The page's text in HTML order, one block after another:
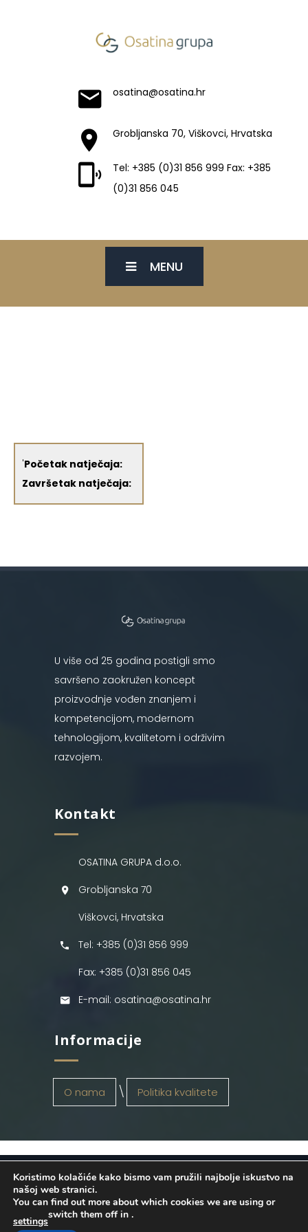
osatina@osatina.hr
Grobljanska 70, Viškovci, Hrvatska
Tel: +385 (0)31 856 999 Fax: +385
(0)31 856 045
MENU
'Početak natječaja:
Završetak natječaja:
U više od 25 godina postigli smo
savršeno zaokružen koncept
proizvodnje vođen znanjem i
kompetencijom, modernom
tehnologijom, kvalitetom i održivim
razvojem.
Kontakt
OSATINA GRUPA d.o.o.
Grobljanska 70
Viškovci, Hrvatska
Tel: +385 (0)31 856 999
Fax: +385 (0)31 856 045
E-mail: osatina@osatina.hr
Informacije
O nama Politika kvalitete
OSATINA GRUPA d.o.o. 2026
. Configured
byINFOS Osijek. Sva prava pridržana.
Koristimo kolačiće kako bismo vam pružili najbolje iskustvo na
našoj web stranici.
You can find out more about which cookies we are using or
switch them off in
settings
.